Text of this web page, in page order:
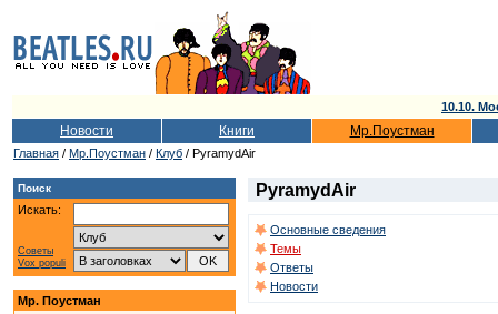
10.10.
Новости Книги Мр.Поустман
Главная / Мр.Поустман / Клуб / PyramydAir
Поиск
Искать:
Советы
Vox populi
Мр. Поустман
PyramydAir
Основные сведения
Темы
Ответы
Новости